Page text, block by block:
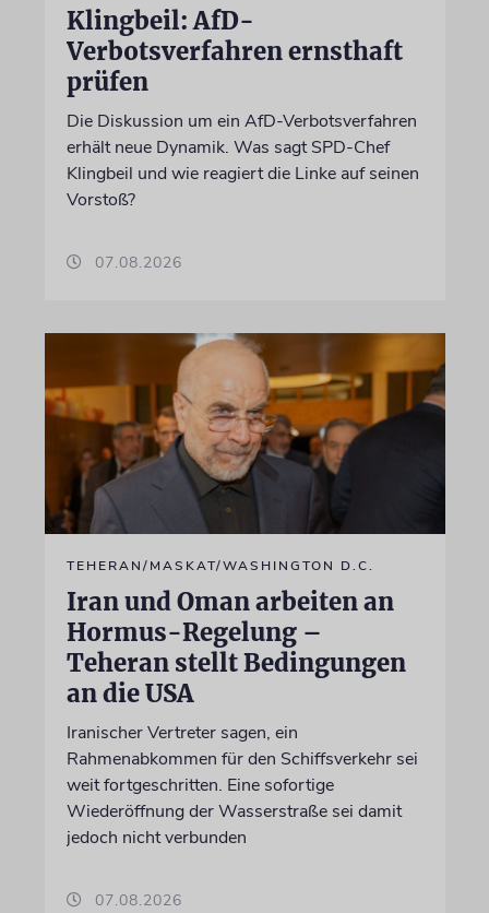
Klingbeil: AfD-
Verbotsverfahren ernsthaft
prüfen
Die Diskussion um ein AfD-Verbotsverfahren
erhält neue Dynamik. Was sagt SPD-Chef
Klingbeil und wie reagiert die Linke auf seinen
Vorstoß?
07.08.2026
TEHERAN/MASKAT/WASHINGTON D.C.
Iran und Oman arbeiten an
Hormus-Regelung –
Teheran stellt Bedingungen
an die USA
Iranischer Vertreter sagen, ein
Rahmenabkommen für den Schiffsverkehr sei
weit fortgeschritten. Eine sofortige
Wiederöffnung der Wasserstraße sei damit
jedoch nicht verbunden
07.08.2026